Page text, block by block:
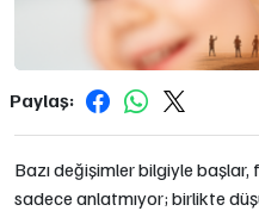
Paylaş:
Bazı değişimler bilgiyle başlar,
sadece anlatmıyor; birlikte